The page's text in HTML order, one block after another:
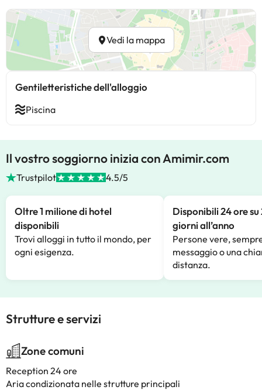
Vedi la mappa
Gentiletteristiche dell'alloggio
Piscina
Il vostro soggiorno inizia con Amimir.com
Trustpilot 4.5/5
Oltre 1 milione di hotel
disponibili
Trovi alloggi in tutto il mondo, per
ogni esigenza.
Disponibili 24 ore su
giorni all’anno
Persone vere,
messaggio o una
distanza.
Strutture e servizi
Zone comuni
Reception 24 ore
Aria condizionata nelle strutture principali